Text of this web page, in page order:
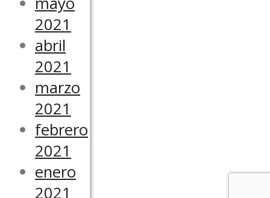
2021
abril
2021
marzo
2021
febrero
2021
enero
2021